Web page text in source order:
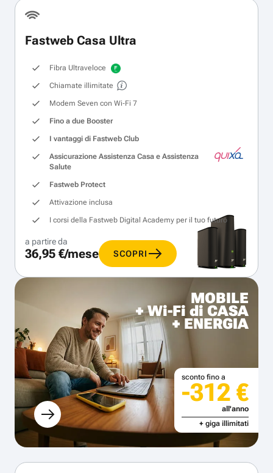
Fastweb Casa Ultra
Fibra Ultraveloce
Chiamate illimitate
Modem Seven con Wi‑Fi 7
Fino a due Booster
I vantaggi di Fastweb Club
Assicurazione Assistenza Casa e Assistenza
Salute
Fastweb Protect
Attivazione inclusa
I corsi della Fastweb Digital Academy per il tuo futuro
a partire da
36,95 €/mese SCOPRI
MOBILE
+ Wi-Fi di CASA
+ ENERGIA
sconto fino a
-312 €
all'anno
+ giga illimitati